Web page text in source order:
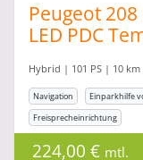
Peugeot 208
LED PDC
Hybrid | 101 PS | 10
Navigation Einparkhilfe
Freisprecheinrichtung
224,00 € mtl.